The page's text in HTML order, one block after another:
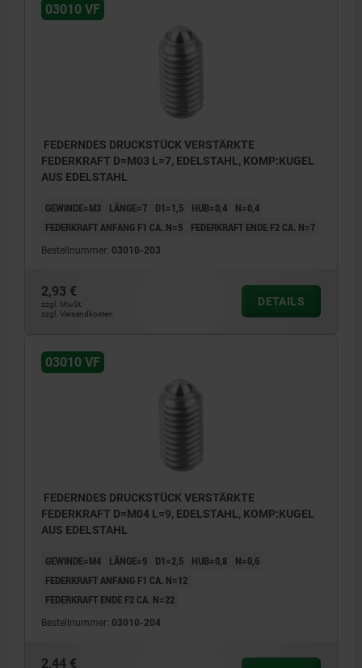
03010 VF
FEDERNDES DRUCKSTÜCK VERSTÄRKTE
FEDERKRAFT D=M03 L=7, EDELSTAHL, KOMP:KUGEL
AUS EDELSTAHL
GEWINDE=M3 LÄNGE=7 D1=1,5 HUB=0,4
N=0,4
FEDERKRAFT ANFANG F1 CA. N=5
FEDERKRAFT ENDE F2 CA. N=7
Bestellnummer: 03010-203
2,93 €
zzgl. MwSt.
zzgl. Versandkosten
DETAILS
03010 VF
FEDERNDES DRUCKSTÜCK VERSTÄRKTE
FEDERKRAFT D=M04 L=9, EDELSTAHL, KOMP:KUGEL
AUS EDELSTAHL
GEWINDE=M4 LÄNGE=9 D1=2,5 HUB=0,8
N=0,6
FEDERKRAFT ANFANG F1 CA. N=12
FEDERKRAFT ENDE F2 CA. N=22
Bestellnummer: 03010-204
2,44 €